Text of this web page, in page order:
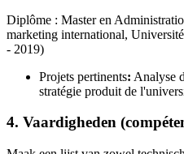
Diplôme : Master en
marketing international,
- 2019)
Projets pertinents: Analyse
stratégie produit de
4. Vaardigheden